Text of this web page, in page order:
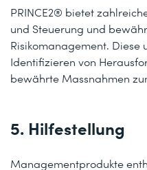
PRINCE2® bietet
und Steuerung und
Risikomanagement.
Identifizieren von
bewährte Massnahmen
5. Hilfestellung
Managementprodukte